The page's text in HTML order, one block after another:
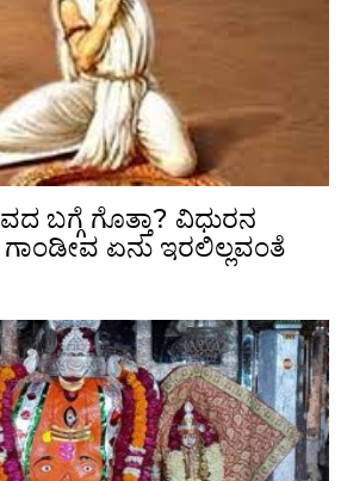
ಬಗ್ಗೆ ಗೊತ್ತಾ? ವಿಧುರನ
ಏನು ಇರಲಿಲ್ಲವಂತೆ